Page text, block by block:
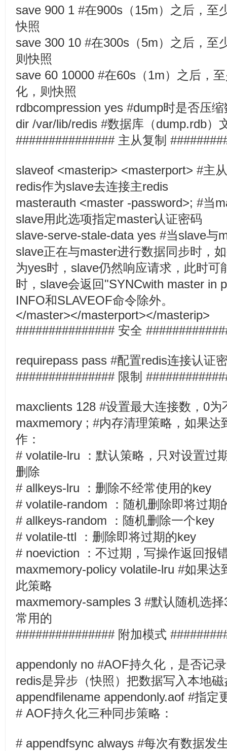
save 900 1 #在900s（15m）之后，至
快照
save 300 10 #在300s（5m）之后，至
则快照
save 60 10000 #在60s（1m）之后，
化，则快照
rdbcompression yes #dump时是否压缩
dir /var/lib/redis #数据库（dump.rdb）
############### 主从复制
slaveof <masterip> <masterport> #主
redis作为slave去连接主redis
masterauth <master -password>; #当
slave用此选项指定master认证密码
slave-serve-stale-data yes #当slave与
slave正在与master进行数据同步时，
为yes时，slave仍然响应请求，此时可
时，slave会返回"SYNCwith master in
INFO和SLAVEOF命令除外。
</master></masterport></masterip>
############### 安全
requirepass pass #配置redis连接认证
############### 限制
maxclients 128 #设置最大连接数，0为
maxmemory ; #内存清理策略，如果达
作：
# volatile-lru ：默认策略，只对设置过
删除
# allkeys-lru ：删除不经常使用的key
# volatile-random ：随机删除即将过期
# allkeys-random ：随机删除一个key
# volatile-ttl ：删除即将过期的key
# noeviction ：不过期，写操作返回报
maxmemory-policy volatile-lru #如果达
此策略
maxmemory-samples 3 #默认随机选
常用的
############### 附加模式
appendonly no #AOF持久化，是否记
redis是异步（快照）把数据写入本地磁
appendfilename appendonly.aof #指定
# AOF持久化三种同步策略：
# appendfsync always #每次有数据发